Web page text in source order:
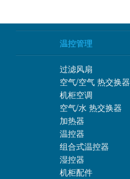
温控管理
过滤风扇
空气/空气 热交换器
机柜空调
空气/水 热交换器
加热器
温控器
组合式温控器
湿控器
机柜配件